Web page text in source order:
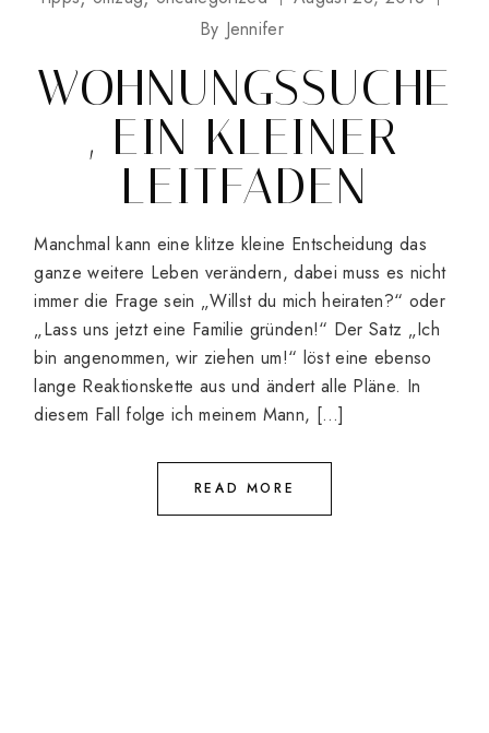
By Jennifer
WOHNUNGSSUCHE
, EIN KLEINER
LEITFADEN
Manchmal kann eine klitze kleine Entscheidung das
ganze weitere Leben verändern, dabei muss es nicht
immer die Frage sein „Willst du mich heiraten?“ oder
„Lass uns jetzt eine Familie gründen!“ Der Satz „Ich
bin angenommen, wir ziehen um!“ löst eine ebenso
lange Reaktionskette aus und ändert alle Pläne. In
diesem Fall folge ich meinem Mann, […]
READ MORE